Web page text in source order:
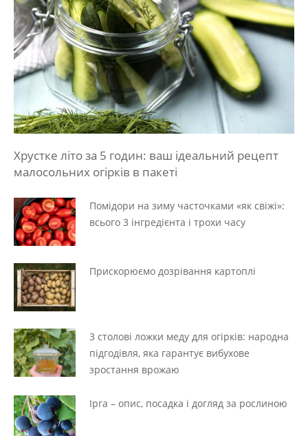
Хрустке літо за 5 годин: ваш ідеальний рецепт
малосольних огірків в пакеті
Помідори на зиму часточками «як свіжі»:
всього 3 інгредієнта і трохи часу
Прискорюємо дозрівання картоплі
3 столові ложки меду для огірків: народна
підгодівля, яка гарантує вибухове
зростання врожаю
Ірга – опис, посадка і догляд за рослиною